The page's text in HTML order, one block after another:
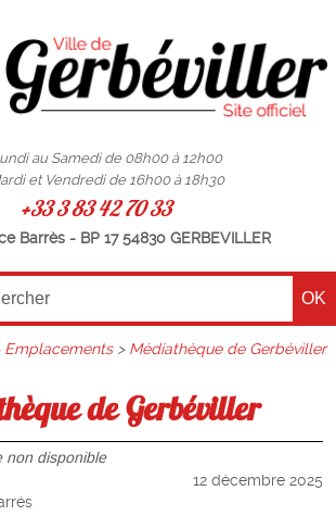
au Samedi de 08h00 à 12h00
et Vendredi de 16h00 à 18h30
+33 3 83 42 70 33
Barrès - BP 17 54830 GERBEVILLER
Emplacements> Médiathèque de Gerbéviller
de Gerbéviller
12 décembre 2025
non disponible